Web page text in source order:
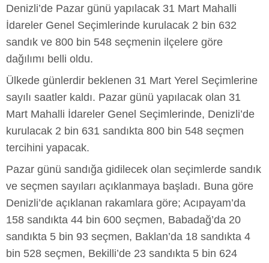
Denizli’de Pazar günü yapılacak 31 Mart Mahalli
İdareler Genel Seçimlerinde kurulacak 2 bin 632
sandık ve 800 bin 548 seçmenin ilçelere göre
dağılımı belli oldu.
Ülkede günlerdir beklenen 31 Mart Yerel Seçimlerine
sayılı saatler kaldı. Pazar günü yapılacak olan 31
Mart Mahalli İdareler Genel Seçimlerinde, Denizli’de
kurulacak 2 bin 631 sandıkta 800 bin 548 seçmen
tercihini yapacak.
Pazar günü sandığa gidilecek olan seçimlerde sandık
ve seçmen sayıları açıklanmaya başladı. Buna göre
Denizli’de açıklanan rakamlara göre; Acıpayam’da
158 sandıkta 44 bin 600 seçmen, Babadağ’da 20
sandıkta 5 bin 93 seçmen, Baklan’da 18 sandıkta 4
bin 528 seçmen, Bekilli’de 23 sandıkta 5 bin 624